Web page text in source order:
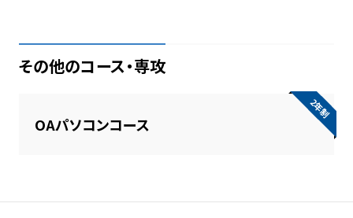
その他のコース・専攻
OAパソコンコース
2年制